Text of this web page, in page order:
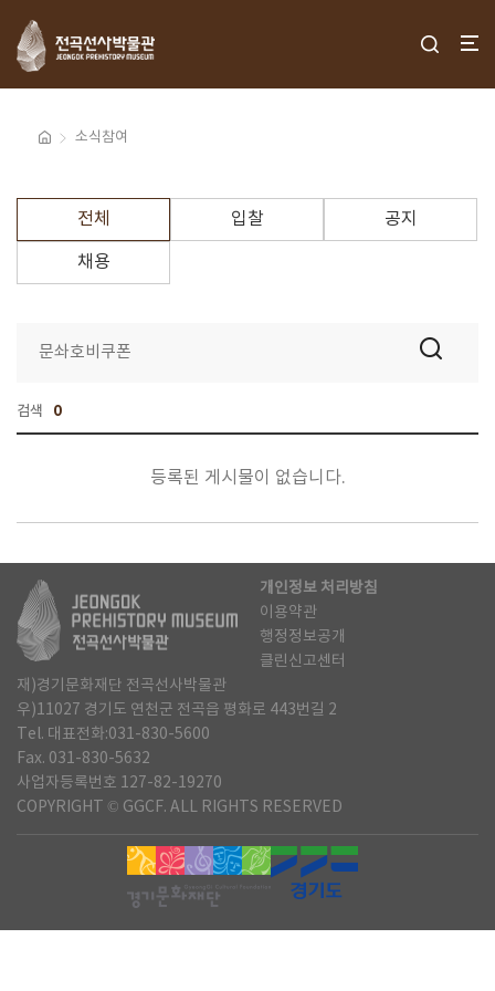
소식참여
전체 입찰 공지
채용
검색 0
등록된 게시물이 없습니다.
개인정보 처리방침
이용약관
행정정보공개
클린신고센터
재)경기문화재단 전곡선사박물관
우)11027 경기도 연천군 전곡읍 평화로 443번길 2
Tel. 대표전화:031-830-5600
Fax. 031-830-5632
사업자등록번호 127-82-19270
COPYRIGHT © GGCF. ALL RIGHTS RESERVED